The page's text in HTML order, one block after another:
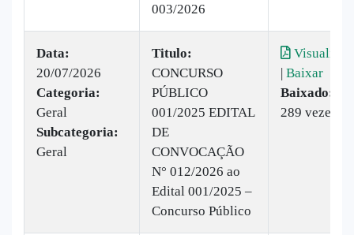
003/2026
Data:
20/07/2026
Categoria:
Geral
Subcategoria:
Geral
Titulo:
CONCURSO
PÚBLICO
001/2025 EDITAL
DE
CONVOCAÇÃO
N° 012/2026 ao
Edital 001/2025 –
Concurso Público
Visualizar
| Baixar
Baixado:
289 vezes